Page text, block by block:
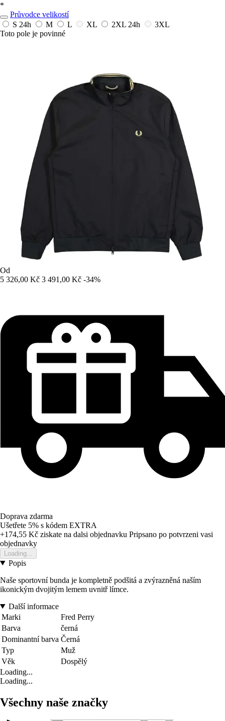
*
Průvodce velikostí
S 24h M L XL 2XL 24h
3XL
Toto pole je povinné
Od
5 326,00 Kč 3 491,00 Kč -34%
Doprava zdarma
Ušetřete 5% s kódem EXTRA
+174,55 Kč ziskate na dalsi objednavku Pripsano po potvrzeni vasi
objednavky
Loading...
Popis
Naše sportovní bunda je kompletně podšitá a zvýrazněná naším
ikonickým dvojitým lemem uvnitř límce.
Další informace
Marki
Fred Perry
Barva
černá
Dominantní barva Černá
Typ
Muž
Věk
Dospělý
Loading...
Loading...
Všechny naše značky